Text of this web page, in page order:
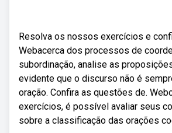
Resolva os nossos exercícios e
Webacerca dos processos de
subordinação, analise as
evidente que o discurso não é
oração. Confira as questões de.
exercícios, é possível avaliar seus
sobre a classificação das orações